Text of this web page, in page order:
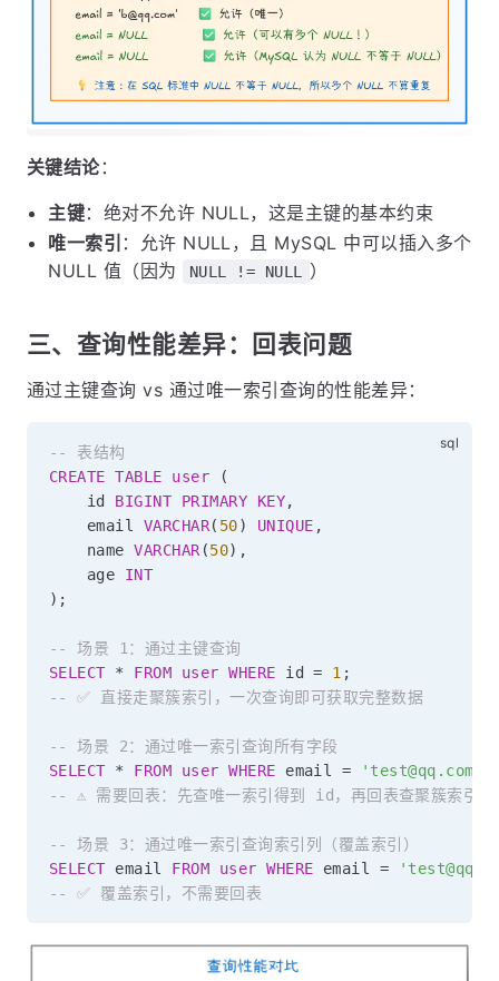
关键结论：
主键：绝对不允许 NULL，这是主键的基本约束
唯一索引 ：允许 NULL，且 MySQL 中可以插入多个
NULL 值（因为
NULL != NULL ）
三、查询性能差异：回表问题
通过主键查询 vs 通过唯一索引查询的性能差异：
-- 表结构
CREATE TABLE user
(
    id
BIGINT PRIMARY KEY,
    email
VARCHAR( 50) UNIQUE ,
    name
VARCHAR (50) ,
    age
INT
) ;
-- 场景 1：通过主键查询
SELECT
* FROM user WHERE id = 1 ;
-- ✅ 直接走聚簇索引，一次查询即可获取完整数据
-- 场景 2：通过唯一索引查询所有字段
SELECT
* FROM user WHERE email = 'test@qq.com'
-- ⚠️ 需要回表：先查唯一索引得到 id，再回表查聚簇索引
-- 场景 3：通过唯一索引查询索引列（覆盖索引）
SELECT email FROM user WHERE email =
-- ✅ 覆盖索引，不需要回表